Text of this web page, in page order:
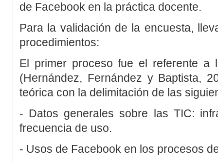
de Facebook en la práctica docente.
Para la validación de la encuesta,
procedimientos:
El primer proceso fue el referente a
(Hernández, Fernández y Baptista,
teórica con la delimitación de las
- Datos generales sobre las TIC:
frecuencia de uso.
- Usos de Facebook en los procesos